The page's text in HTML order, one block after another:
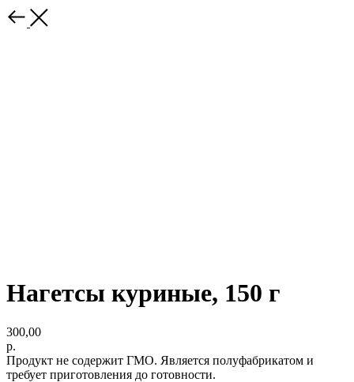
Нагетсы куриные, 150 г
300,00
р.
Продукт не содержит ГМО. Является полуфабрикатом и
требует приготовления до готовности.